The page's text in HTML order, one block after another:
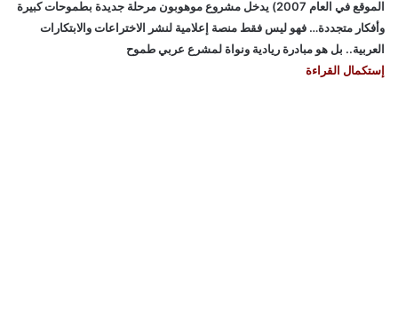
الموقع في العام 2007) يدخل مشروع موهوبون مرحلة جديدة بطموحات كبيرة
وأفكار متجددة… فهو ليس فقط منصة إعلامية لنشر الاختراعات والابتكارات
العربية.. بل هو مبادرة ريادية ونواة لمشرع عربي طموح
إستكمال القراءة